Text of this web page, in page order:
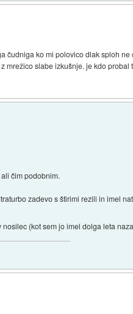
čudniga ko mi polovico dlak sploh
mrežico slabe izkušnje. je kdo
čim podobnim.
zadevo s štirimi rezili in imel
(kot sem jo imel dolga leta